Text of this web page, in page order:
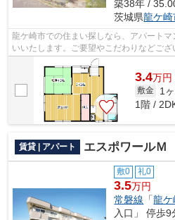
築38年 /
茨城県龍ケ崎
龍ケ崎市での住まい探しなら、アパート
いいたします。ご要望やこだわりなどご
to.co.jpにてお申し付け下さい。お部屋探...
3.4万円
敷金 1
1階 /
賃貸 | アパート エスポワールＭ
敷0 礼0
3.5万円
常磐線 「龍
入口」 停歩9